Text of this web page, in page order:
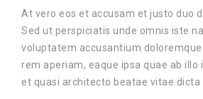
At vero eos et accusam et justo duo
Sed ut perspiciatis unde omnis iste
voluptatem accusantium
rem aperiam, eaque ipsa quae ab
et quasi architecto beatae vitae dicta